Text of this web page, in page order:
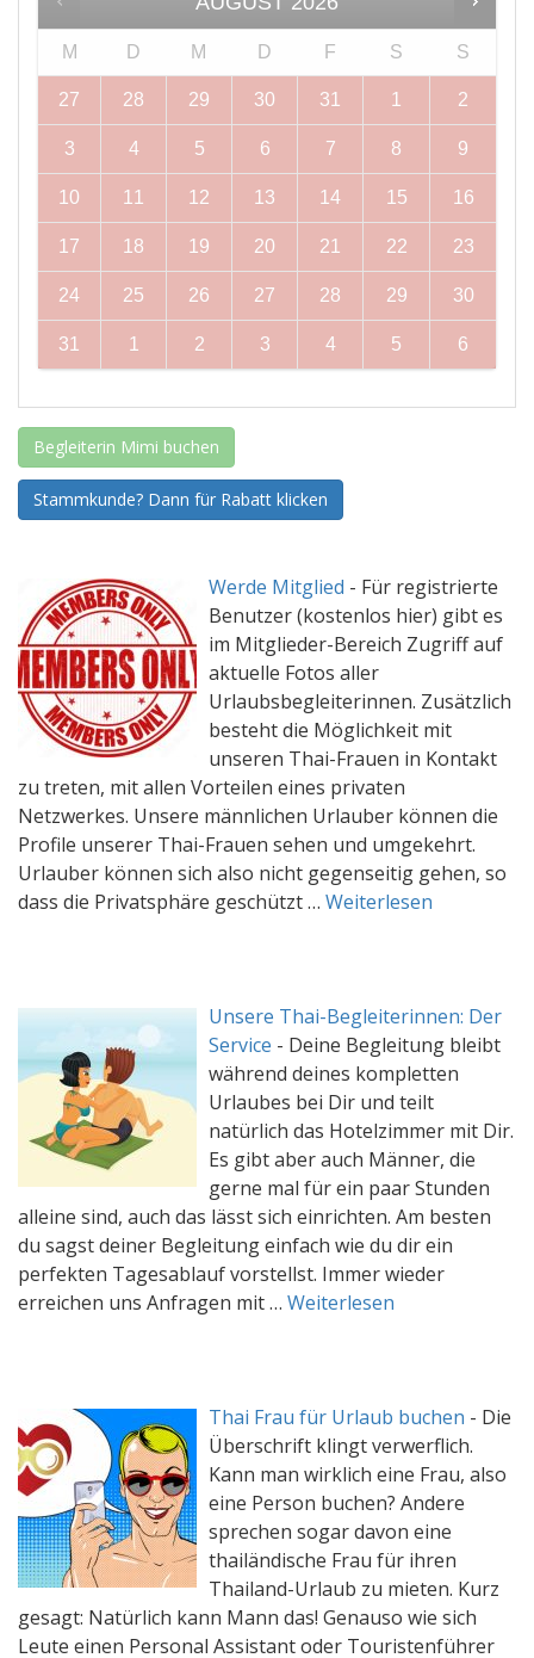
M D M D F S S
27 28 29 30 31 1 2
3 4 5 6 7 8 9
10 11 12 13 14 15 16
17 18 19 20 21 22 23
24 25 26 27 28 29 30
31 1 2 3 4 5 6
Begleiterin Mimi buchen
Stammkunde? Dann für Rabatt klicken
Werde Mitglied - Für registrierte
Benutzer (kostenlos hier) gibt es
im Mitglieder-Bereich Zugriff auf
aktuelle Fotos aller
Urlaubsbegleiterinnen. Zusätzlich
besteht die Möglichkeit mit
unseren Thai-Frauen in Kontakt
zu treten, mit allen Vorteilen eines privaten
Netzwerkes. Unsere männlichen Urlauber können die
Profile unserer Thai-Frauen sehen und umgekehrt.
Urlauber können sich also nicht gegenseitig gehen, so
dass die Privatsphäre geschützt … Weiterlesen
Unsere Thai-Begleiterinnen: Der
Service - Deine Begleitung bleibt
während deines kompletten
Urlaubes bei Dir und teilt
natürlich das Hotelzimmer mit Dir.
Es gibt aber auch Männer, die
gerne mal für ein paar Stunden
alleine sind, auch das lässt sich einrichten. Am besten
du sagst deiner Begleitung einfach wie du dir ein
perfekten Tagesablauf vorstellst. Immer wieder
erreichen uns Anfragen mit … Weiterlesen
Thai Frau für Urlaub buchen - Die
Überschrift klingt verwerflich.
Kann man wirklich eine Frau, also
eine Person buchen? Andere
sprechen sogar davon eine
thailändische Frau für ihren
Thailand-Urlaub zu mieten. Kurz
gesagt: Natürlich kann Mann das! Genauso wie sich
Leute einen Personal Assistant oder Touristenführer